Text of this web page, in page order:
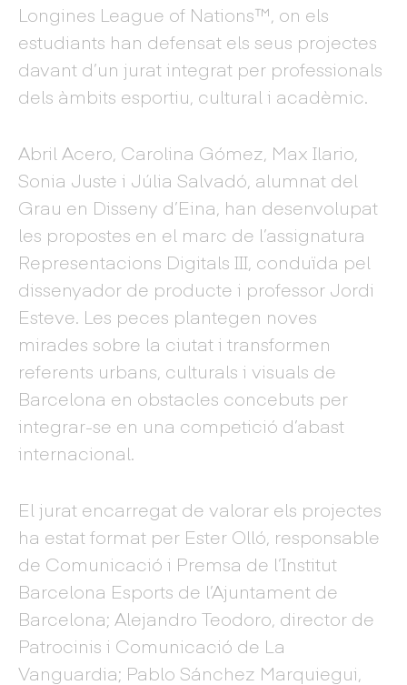
Longines League of Nations™, on els
estudiants han defensat els seus projectes
davant d’un jurat integrat per professionals
dels àmbits esportiu, cultural i acadèmic.
Abril Acero, Carolina Gómez, Max Ilario,
Sonia Juste i Júlia Salvadó, alumnat del
Grau en Disseny d’Eina, han desenvolupat
les propostes en el marc de l’assignatura
Representacions Digitals III, conduïda pel
dissenyador de producte i professor Jordi
Esteve. Les peces plantegen noves
mirades sobre la ciutat i transformen
referents urbans, culturals i visuals de
Barcelona en obstacles concebuts per
integrar-se en una competició d’abast
internacional.
El jurat encarregat de valorar els projectes
ha estat format per Ester Olló, responsable
de Comunicació i Premsa de l’Institut
Barcelona Esports de l’Ajuntament de
Barcelona; Alejandro Teodoro, director de
Patrocinis i Comunicació de La
Vanguardia; Pablo Sánchez Marquiegui,